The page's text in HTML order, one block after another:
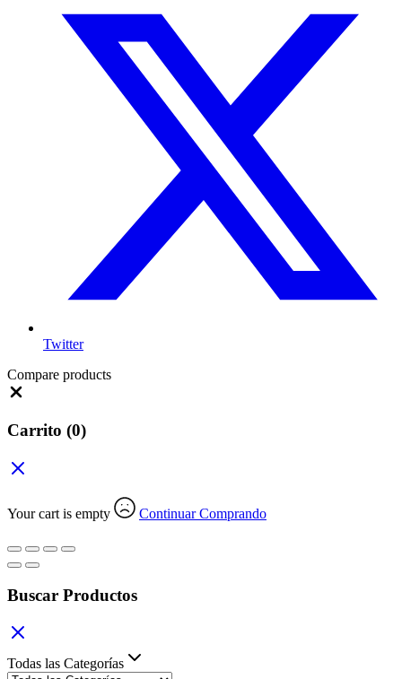
Twitter
Compare products
Carrito (0)
Your cart is empty Continuar Comprando
Buscar Productos
Todas las Categorías